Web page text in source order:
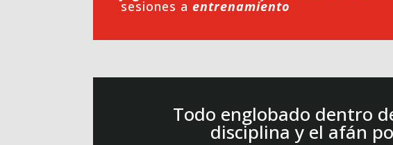
sesiones aentrenamiento
Todo englobado dentro
disciplina y el afán